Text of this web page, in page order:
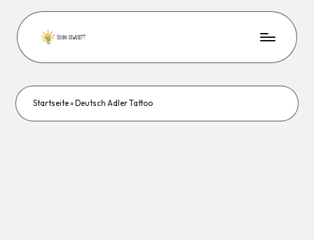
Startseite» Deutsch Adler Tattoo